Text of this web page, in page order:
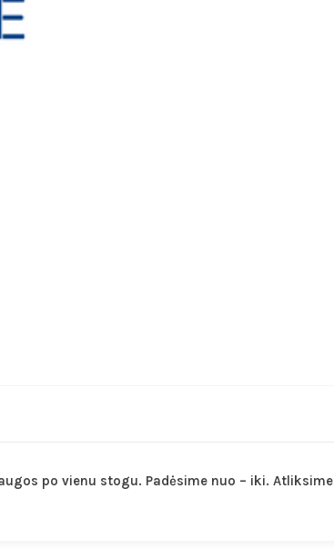
po vienu stogu. Padėsime nuo – iki. Atliksime